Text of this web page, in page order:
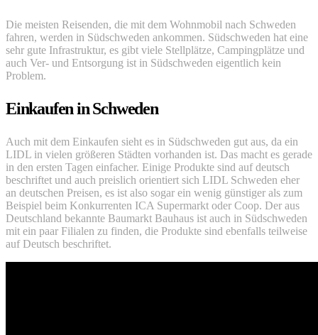
Die meisten Reisenden, die mit dem Wohnmobil nach Schweden
fahren, werden in Südschweden ankommen. Südschweden hat eine
sehr gute Infrastruktur, es gibt viele Stellplätze, Campingplätze und
auch Ver- und Entsorgung ist in Südschweden eigentlich kein
Problem.
Einkaufen in Schweden
Auch mit dem Einkaufen sieht es in Südschweden gut aus, da ein
LIDL in vielen größeren Städten vorhanden ist. Das macht es gerade
in den ersten Tagen einfacher. Einige Produkte sind auf deutsch
beschriftet und auch preislich orientiert sich LIDL Schweden eher
an deutschen Preisen, es ist also sogar ein wenig günstiger als zum
Beispiel beim Konkurrenten ICA Supermarkt oder Coop. Der aus
Deutschland bekannte Baumarkt Bauhaus ist auch in Südschweden
mit ein paar Filialen zu finden, die Produkte sind ebenfalls teilweise
auf Deutsch beschriftet.